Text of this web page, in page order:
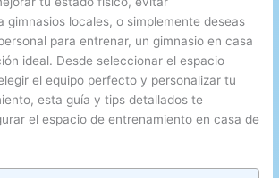
gimnasios locales, o simplemente deseas
para entrenar, un gimnasio en casa
ideal. Desde seleccionar el espacio
el equipo perfecto y personalizar tu
esta guía y tips detallados te
el espacio de entrenamiento en casa de